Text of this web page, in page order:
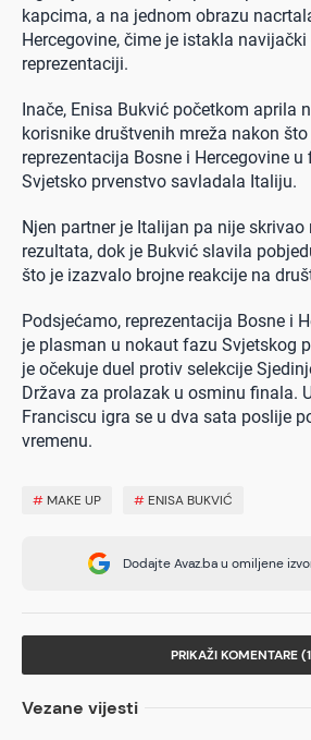
kapcima, a na jednom obrazu
Hercegovine, čime je istakla
reprezentaciji.
Inače, Enisa Bukvić početkom aprila
korisnike društvenih mreža nakon
reprezentacija Bosne i Hercegovine
Svjetsko prvenstvo savladala Italiju.
Njen partner je Italijan pa nije skrivao
rezultata, dok je Bukvić slavila
što je izazvalo brojne reakcije na
Podsjećamo, reprezentacija Bosne i
je plasman u nokaut fazu Svjetskog
je očekuje duel protiv selekcije
Država za prolazak u osminu finala.
Franciscu igra se u dva sata poslije
vremenu.
# MAKE UP # ENISA BUKVIĆ
Dodajte Avaz.ba u omiljene
PRIKAŽI KOMENTARE
Vezane vijesti